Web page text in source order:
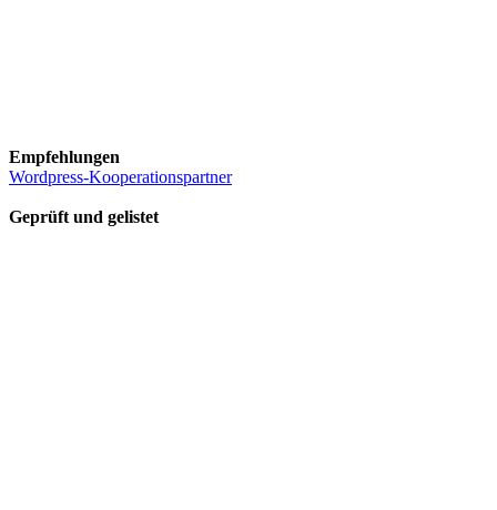
Empfehlungen
Wordpress-Kooperationspartner
Geprüft und gelistet